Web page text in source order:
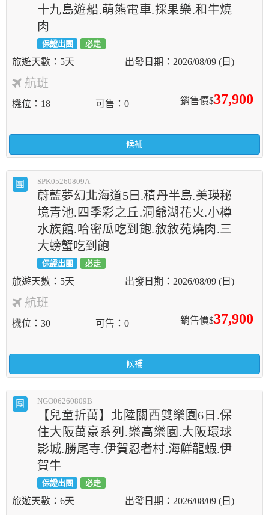
十九島遊船.萌熊電車.採果樂.和牛燒
肉
保證出團 必走
5天 2026/08/09 (日)
航班
銷售價$37,900
機位 18 可售 0
候補
團 SPK05260809A
蔚藍夢幻北海道5日.積丹半島.美瑛秘
境青池.四季彩之丘.洞爺湖花火.小樽
水族館.哈密瓜吃到飽.敘敘苑燒肉.三
大螃蟹吃到飽
保證出團 必走
5天 2026/08/09 (日)
航班
銷售價$37,900
機位 30 可售 0
候補
團 NGO06260809B
【兒童折萬】北陸關西雙樂園6日.保
住大阪萬豪系列.樂高樂園.大阪環球
影城.勝尾寺.伊賀忍者村.海鮮龍蝦.伊
賀牛
保證出團 必走
6天 2026/08/09 (日)